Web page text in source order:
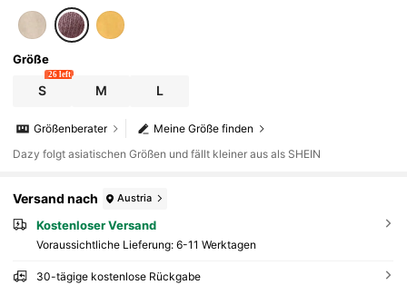
Größe
S
26 left
M L
Meine Größe finden
Größenberater
Dazy folgt asiatischen Größen und fällt kleiner aus als SHEIN
Versand nach Austria
Kostenloser Versand
Voraussichtliche Lieferung: 6-11 Werktagen
30-tägige kostenlose Rückgabe